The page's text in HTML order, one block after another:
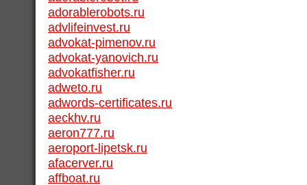
adorablerobots.ru
advlifeinvest.ru
advokat-pimenov.ru
advokat-yanovich.ru
advokatfisher.ru
adweto.ru
adwords-certificates.ru
aeckhv.ru
aeron777.ru
aeroport-lipetsk.ru
afacerver.ru
affboat.ru